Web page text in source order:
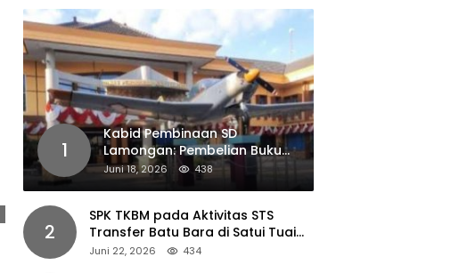
1
Kabid Pembinaan SD
Lamongan: Pembelian Buku
Pendamping Tidak Boleh
Dipaksakan
Juni 18, 2026 438
2
SPK TKBM pada Aktivitas STS
Transfer Batu Bara di Satui Tuai
Sorotan
Juni 22, 2026 434